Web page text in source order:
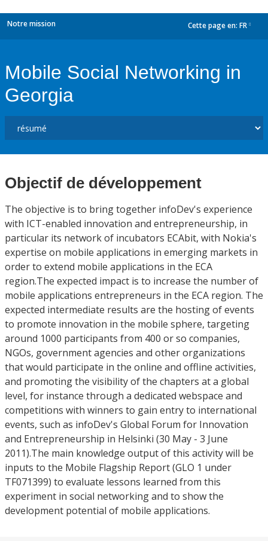
Notre mission Cette page en: FR
Mobile Social Networking in
Georgia
Objectif de développement
The objective is to bring together infoDev's experience
with ICT-enabled innovation and entrepreneurship, in
particular its network of incubators ECAbit, with Nokia's
expertise on mobile applications in emerging markets in
order to extend mobile applications in the ECA
region.The expected impact is to increase the number of
mobile applications entrepreneurs in the ECA region. The
expected intermediate results are the hosting of events
to promote innovation in the mobile sphere, targeting
around 1000 participants from 400 or so companies,
NGOs, government agencies and other organizations
that would participate in the online and offline activities,
and promoting the visibility of the chapters at a global
level, for instance through a dedicated webspace and
competitions with winners to gain entry to international
events, such as infoDev's Global Forum for Innovation
and Entrepreneurship in Helsinki (30 May - 3 June
2011).The main knowledge output of this activity will be
inputs to the Mobile Flagship Report (GLO 1 under
TF071399) to evaluate lessons learned from this
experiment in social networking and to show the
development potential of mobile applications.